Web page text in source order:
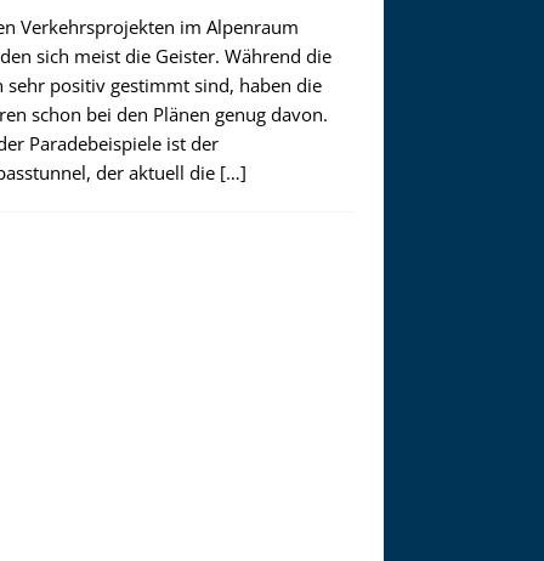
Verkehrsprojekten im Alpenraum
sich meist die Geister. Während die
sehr positiv gestimmt sind, haben die
schon bei den Plänen genug davon.
Paradebeispiele ist der
der aktuell die […]